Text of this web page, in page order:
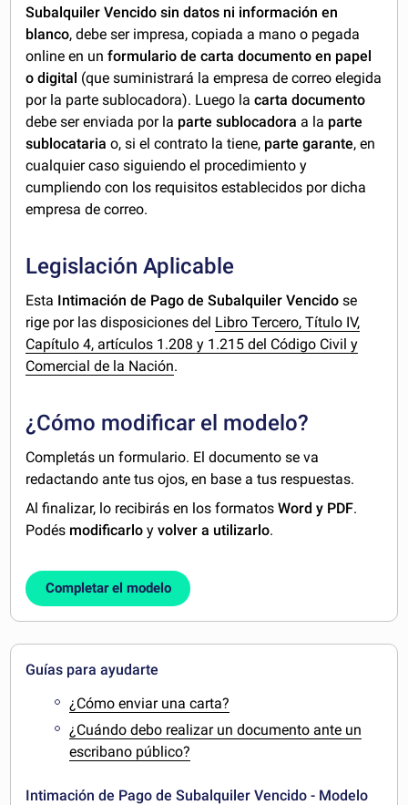
Subalquiler Vencido sin datos ni información en
blanco, debe ser impresa, copiada a mano o pegada
online en unformulario de carta documento en papel
o digital (que suministrará la empresa de correo elegida
por la parte sublocadora). Luego lacarta documento
debe ser enviada por la parte sublocadora a la parte
sublocataria o, si el contrato la tiene, parte garante, en
cualquier caso siguiendo el procedimiento y
cumpliendo con los requisitos establecidos por dicha
empresa de correo.
Legislación Aplicable
Esta Intimación de Pago de Subalquiler Vencido se
rige por las disposiciones del Libro Tercero, Título IV,
Capítulo 4, artículos 1.208 y 1.215 del Código Civil y
Comercial de la Nación.
¿Cómo modificar el modelo?
Completás un formulario. El documento se va
redactando ante tus ojos, en base a tus respuestas.
Al finalizar, lo recibirás en los formatosWord y PDF.
Podés modificarlo yvolver a utilizarlo.
Completar el modelo
Guías para ayudarte
¿Cómo enviar una carta?
¿Cuándo debo realizar un documento ante un
escribano público?
Intimación de Pago de Subalquiler Vencido - Modelo